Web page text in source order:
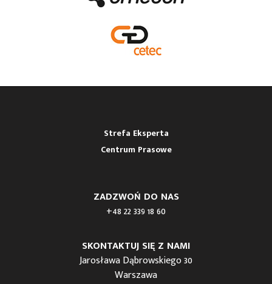
Strefa Eksperta
Centrum Prasowe
ZADZWOŃ DO NAS
+48 22 339 18 60
SKONTAKTUJ SIĘ Z NAMI
Jarosława Dąbrowskiego 30
Warszawa